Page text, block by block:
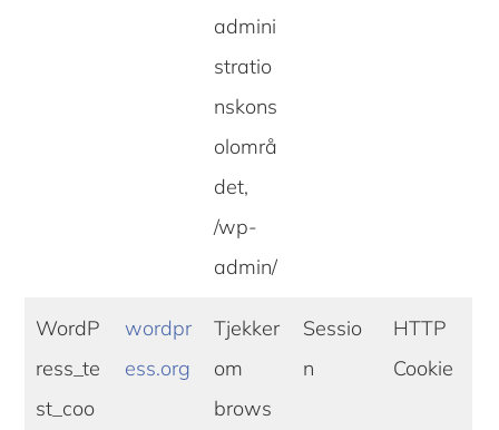
admini
stratio
nskons
olområ
det,
/wp-
admin/
WordP
ress_te
st_coo
wordpr
ess.org
Tjekker
om
brows
Sessio
n
HTTP
Cookie